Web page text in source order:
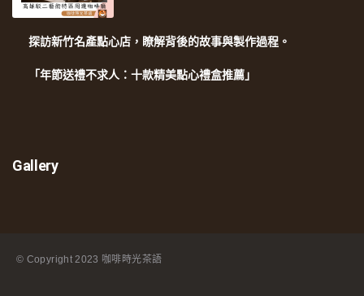
探訪新竹名產點心店，瞭解背後的故事與製作過程。
「年節送禮不求人：十款精美點心禮盒推薦」
Gallery
© Copyright2023 咖啡時光茶語